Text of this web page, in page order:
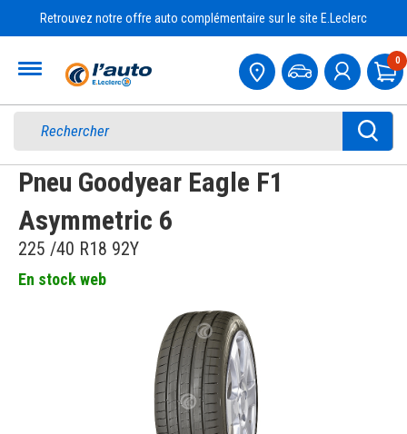
Retrouvez notre offre auto complémentaire sur le site E.Leclerc
0
Pneu Goodyear Eagle F1
Asymmetric 6
225 /40 R18 92Y
En stock web